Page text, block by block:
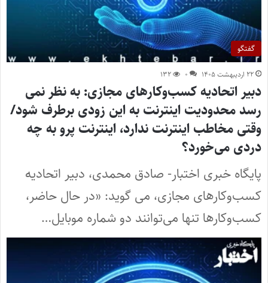
گفتگو
۲۲ اردیبهشت ۱۴۰۵ ۰ ۱۳۲
دبیر اتحادیه کسب‌وکارهای مجازی: به نظر نمی
رسد محدودیت اینترنت به این زودی برطرف شود/
وقتی مخاطب اینترنت ندارد، اینترنت پرو به چه
دردی می‌خورد؟
پایگاه خبری اختبار- صادق محمدی، دبیر اتحادیه
کسب‌وکارهای مجازی، می گوید: «در حال حاضر،
کسب‌وکارها تنها می‌توانند دو شماره موبایل…